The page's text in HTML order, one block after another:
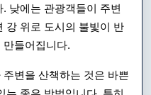
낮에는 관광객들이 주변
강 위로 도시의 불빛이 반
들어집니다.
변을 산책하는 것은 바쁜